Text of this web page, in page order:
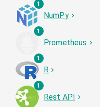
1
NumPy
1
Prometheus
1
R
1
Rest API